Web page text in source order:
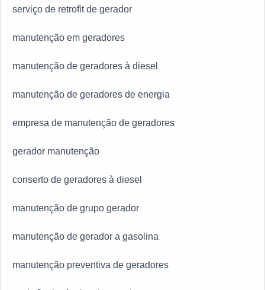
serviço de retrofit de gerador
manutenção em geradores
manutenção de geradores à diesel
manutenção de geradores de energia
empresa de manutenção de geradores
gerador manutenção
conserto de geradores à diesel
manutenção de grupo gerador
manutenção de gerador a gasolina
manutenção preventiva de geradores